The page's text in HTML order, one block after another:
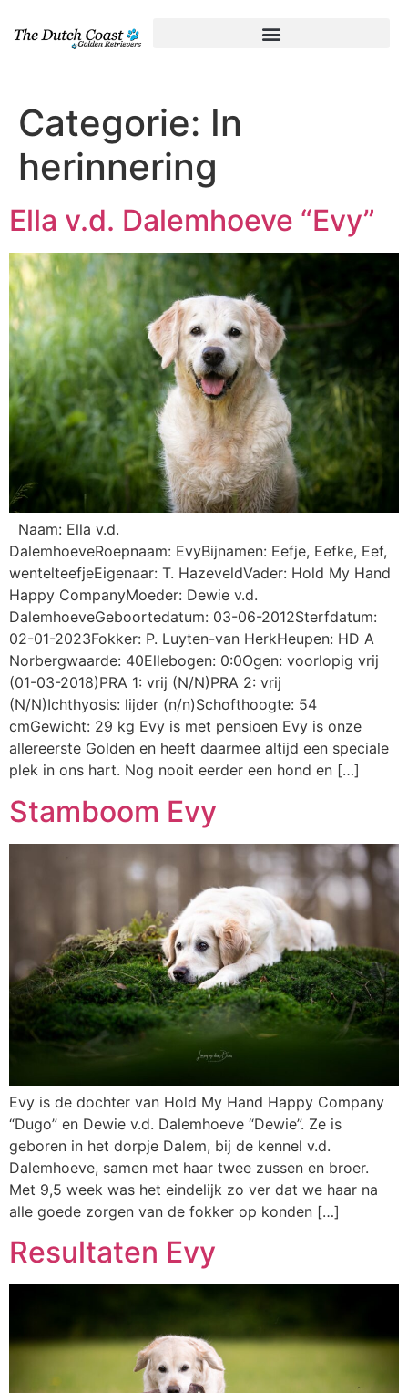
Categorie: In
herinnering
Ella v.d. Dalemhoeve “Evy”
Naam: Ella v.d.
DalemhoeveRoepnaam: EvyBijnamen: Eefje, Eefke, Eef,
wentelteefjeEigenaar: T. HazeveldVader: Hold My Hand
Happy CompanyMoeder: Dewie v.d.
DalemhoeveGeboortedatum: 03-06-2012Sterfdatum:
02-01-2023Fokker: P. Luyten-van HerkHeupen: HD A
Norbergwaarde: 40Ellebogen: 0:0Ogen: voorlopig vrij
(01-03-2018)PRA 1: vrij (N/N)PRA 2: vrij
(N/N)Ichthyosis: lijder (n/n)Schofthoogte: 54
cmGewicht: 29 kg Evy is met pensioen Evy is onze
allereerste Golden en heeft daarmee altijd een speciale
plek in ons hart. Nog nooit eerder een hond en […]
Stamboom Evy
Evy is de dochter van Hold My Hand Happy Company
“Dugo” en Dewie v.d. Dalemhoeve “Dewie”. Ze is
geboren in het dorpje Dalem, bij de kennel v.d.
Dalemhoeve, samen met haar twee zussen en broer.
Met 9,5 week was het eindelijk zo ver dat we haar na
alle goede zorgen van de fokker op konden […]
Resultaten Evy